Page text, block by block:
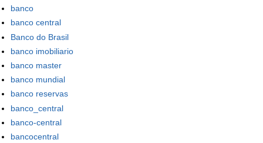
banco
banco central
Banco do Brasil
banco imobiliario
banco master
banco mundial
banco reservas
banco_central
banco-central
bancocentral